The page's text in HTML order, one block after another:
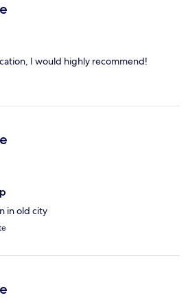
I would highly recommend!
in old city